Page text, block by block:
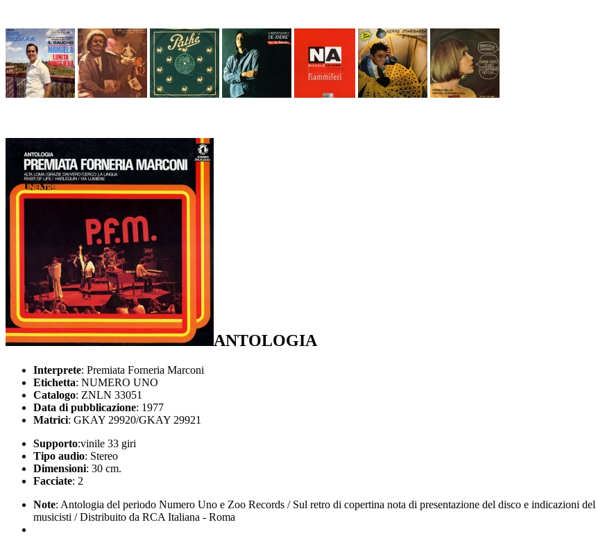
ANTOLOGIA
Interprete: Premiata Forneria Marconi
Etichetta: NUMERO UNO
Catalogo: ZNLN 33051
Data di pubblicazione: 1977
Matrici: GKAY 29920/GKAY 29921
Supporto:vinile 33 giri
Tipo audio: Stereo
Dimensioni: 30 cm.
Facciate: 2
Note: Antologia del periodo Numero Uno e Zoo Records / Sul retro di copertina nota di presentazione del disco e indicazioni
musicisti / Distribuito da RCA Italiana - Roma